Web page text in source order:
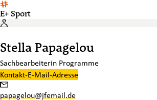
E+ Sport
Stella Papagelou
Sachbearbeiterin Programme
Kontakt-E-Mail-Adresse
papagelou@jfemail.de